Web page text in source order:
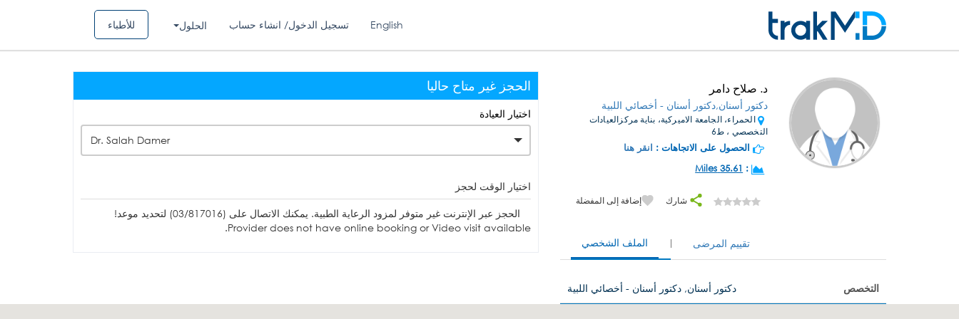
للأطباء الحلول تسجيل الدخول/ انشاء حساب English
د. صلاح دامر
دكتور أسنان,دكتور أسنان - أخصائي اللبية
الحمراء، الجامعة الاميركية، بناية مركزالعيادات
التخصصي ، ط6
الحصول على الاتجاهات : انقر هنا
:
35.61 Miles
شارك إضافة إلى المفضلة
الملف الشخصي تقييم المرضى
التخصص دكتور أسنان, دكتور أسنان - أخصائي اللبية
الحجز غير متاح حاليا
اختيار العيادة
Dr. Salah Damer
اختيار الوقت لحجز
الحجز عبر الإنترنت غير متوفر لمزود الرعاية الطبية. يمكنك الاتصال على (03/817016) لتحديد موعد!
Provider does not have online booking or Video visit available.